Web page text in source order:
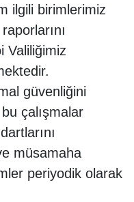
ilgili birimlerimiz
Valiliğimiz
güvenliğini
çalışmalar
müsamaha
periyodik olarak